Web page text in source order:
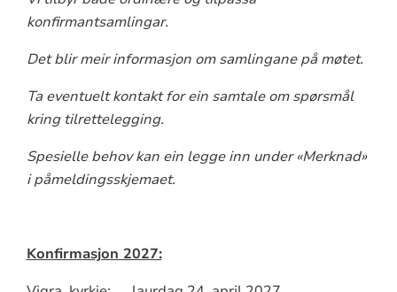
konfirmantsamlingar.
Det blir meir informasjon om samlingane på møtet.
Ta eventuelt kontakt for ein samtale om spørsmål
kring tilrettelegging.
Spesielle behov kan ein legge inn under «Merknad»
i påmeldingsskjemaet.
Konfirmasjon 2027: